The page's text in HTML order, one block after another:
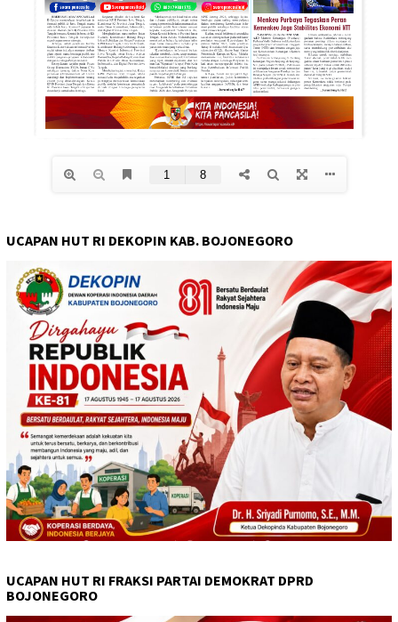
UCAPAN HUT RI DEKOPIN KAB. BOJONEGORO
UCAPAN HUT RI FRAKSI PARTAI DEMOKRAT DPRD
BOJONEGORO